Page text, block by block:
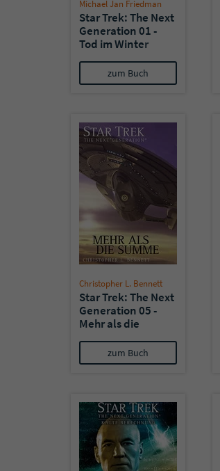
Michael Jan Friedman
Star Trek: The Next
Generation 01 -
Tod im Winter
zum Buch
Christopher L. Bennett
Star Trek: The Next
Generation 05 -
Mehr als die
zum Buch